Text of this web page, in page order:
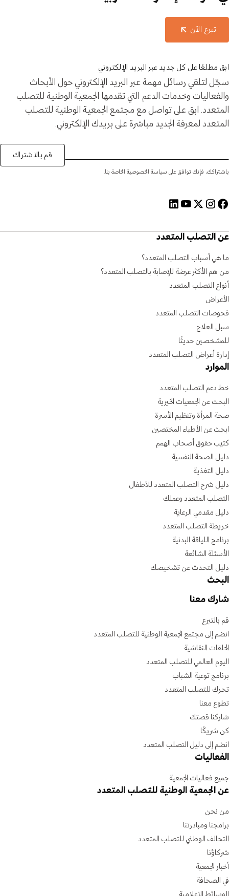
تبرع الآن
ابق مطلعًا على كل جديد عبر البريد الإلكتروني
سجّل لتلقي رسائل مهمة عبر البريد الإلكتروني حول الأبحاث
والفعاليات وخدمات الدعم التي تقدمها الجمعية الوطنية للتصلب
المتعدد. ابق على تواصل مع مجتمع الجمعية الوطنية للتصلب
المتعدد لمعرفة الجديد مباشرة على بريدك الإلكتروني.
باشتراكك، فإنك توافق على سياسة الخصوصية الخاصة بنا.
قم بالاشتراك
عن التصلب المتعدد
ما هي أسباب التصلب المتعدد؟
من هم الأكثر عرضة للإصابة بالتصلب المتعدد؟
أنواع التصلب المتعدد
الأعراض
فحوصات التصلب المتعدد
سبل العلاج
للمشخصين حديثًا
إدارة أعراض التصلب المتعدد
الموارد
خط دعم التصلب المتعدد
البحث عن الجمعيات الخيرية
صحة المرأة وتنظيم الأسرة
ابحث عن الأطباء المختصين
كتيب حقوق أصحاب الهمم
دليل الصحة النفسية
دليل التغذية
دليل شرح التصلب المتعدد للأطفال
التصلب المتعدد وعملك
دليل مقدمي الرعاية
خريطة التصلب المتعدد
برنامج اللياقة البدنية
الأسئلة الشائعة
دليل التحدث عن تشخيصك
البحث
شارك معنا
قم بالتبرع
انضم إلى مجتمع الجمعية الوطنية للتصلب المتعدد
الحلقات النقاشية
اليوم العالمي للتصلب المتعدد
برنامج توعية الشباب
تحرك للتصلب المتعدد
تطوع معنا
شاركنا قصتك
كن شريكًا
انضم إلى دليل التصلب المتعدد
الفعاليات
جميع فعاليات الجمعية
عن الجمعية الوطنية للتصلب المتعدد
من نحن
برامجنا ومبادرتنا
التحالف الوطني للتصلب المتعدد
شركاؤنا
أخبار الجمعية
في الصحافة